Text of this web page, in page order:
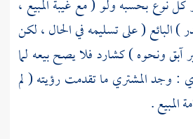
كل نوع بحسبه ولو ( مع غيبة المبيع ،
) البائع ( على تسليمه في الحال ، لكن
آبق ونحوه ) كشارد فلا يصح بيعه لما
وجد المشتري ما تقدمت رؤيته ( لم
المبيع .